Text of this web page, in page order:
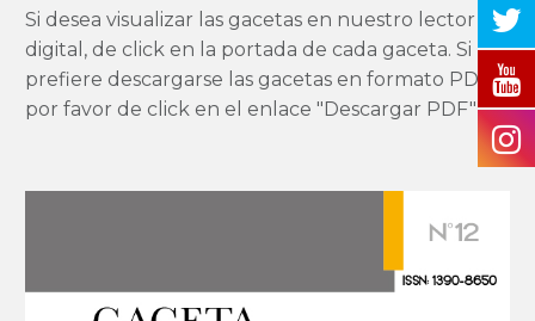
Si desea visualizar las gacetas en nuestro lector
digital, de click en la portada de cada gaceta. Si
prefiere descargarse las gacetas en formato PDF,
por favor de click en el enlace "Descargar PDF"